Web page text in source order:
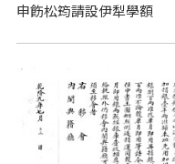
申飭松筠請設伊犁學額